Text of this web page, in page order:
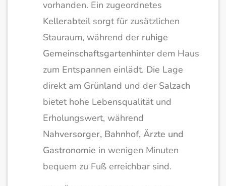
vorhanden. Ein zugeordnetes
Kellerabteilsorgt für zusätzlichen
Stauraum, während der ruhige
Gemeinschaftsgartenhinter dem Haus
zum Entspannen einlädt. Die Lage
direkt am Grünland und der Salzach
bietet hohe Lebensqualität und
Erholungswert, während
Nahversorger, Bahnhof, Ärzte und
Gastronomie in wenigen Minuten
bequem zu Fuß erreichbar sind.